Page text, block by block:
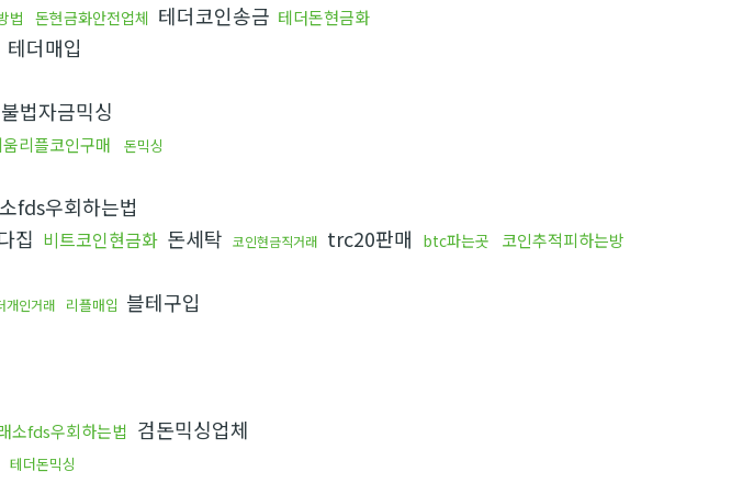
법 돈현금화안전업체 테더코인송금 테더돈현금화
테더매입
불법자금믹싱
리플코인구매 돈믹싱
fds우회하는법
집 비트코인현금화 돈세탁 코인현금직거래 trc20판매 btc파는곳
코인추적피하는방
개인거래 리플매입 블테구입
소fds우회하는법 검돈믹싱업체
테더돈믹싱